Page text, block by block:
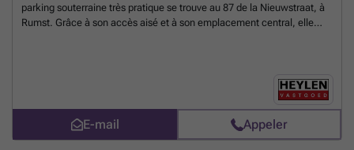
parking souterraine très pratique se trouve au 87 de la Nieuwstraat, à
Rumst. Grâce à son accès aisé et à son emplacement central, elle
immédiatement. Situation Située dans un emplacement central à
Rumst, à proximité du centre-ville, des commerces, des quartiers
résidentiels et des principales voies d'accès. Grâce à son
emplacement idéal, vous bénéficiez d'un accès aisé. Caractéristiques
Place de parking souterraine Facilement accessible Emplacement
E-mail Appeler